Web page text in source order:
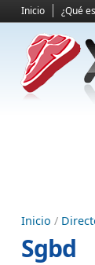
Inicio ¿Qué
Inicio /
Sgbd